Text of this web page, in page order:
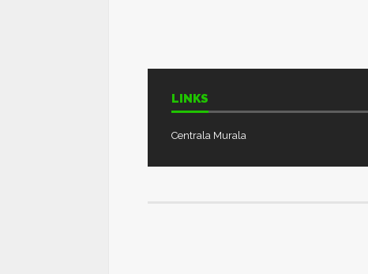
LINKS
Centrala Murala